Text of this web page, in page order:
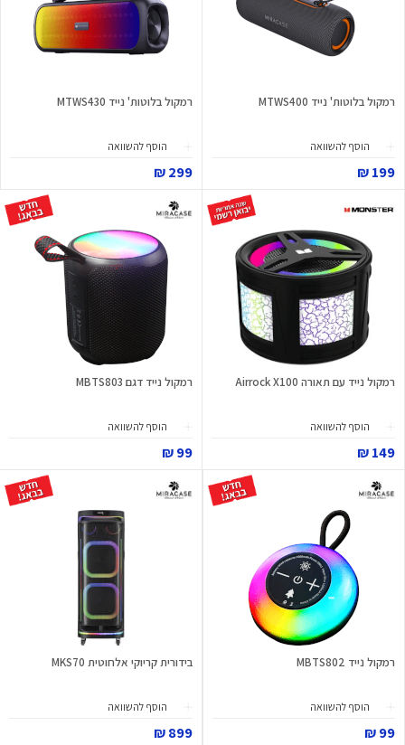
רמקול בלוטות' נייד MTWS400
הוסף להשוואה
199 ₪
רמקול בלוטות' נייד MTWS430
הוסף להשוואה
299 ₪
רמקול נייד עם תאורה Airrock X100
הוסף להשוואה
149 ₪
רמקול נייד דגם MBTS803
הוסף להשוואה
99 ₪
רמקול נייד MBTS802
הוסף להשוואה
99 ₪
בידורית קריוקי אלחוטית MKS70
הוסף להשוואה
899 ₪